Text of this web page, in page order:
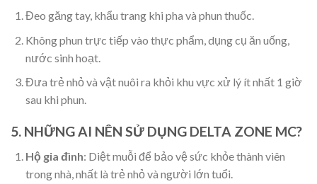
Đeo găng tay, khẩu trang khi pha và phun thuốc.
Không phun trực tiếp vào thực phẩm, dụng cụ ăn uống,
nước sinh hoạt.
Đưa trẻ nhỏ và vật nuôi ra khỏi khu vực xử lý ít nhất 1 giờ
sau khi phun.
5. NHỮNG AI NÊN SỬ DỤNG DELTA ZONE MC?
Hộ gia đình: Diệt muỗi để bảo vệ sức khỏe thành viên
trong nhà, nhất là trẻ nhỏ và người lớn tuổi.